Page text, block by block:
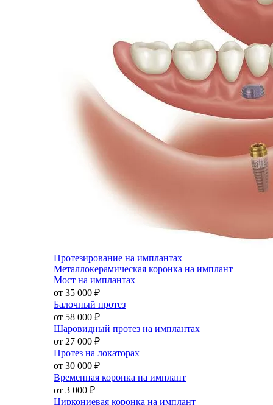
Протезирование на имплантах
Металлокерамическая коронка на имплант
Мост на имплантах
от 35 000 ₽
Балочный протез
от 58 000 ₽
Шаровидный протез на имплантах
от 27 000 ₽
Протез на локаторах
от 30 000 ₽
Временная коронка на имплант
от 3 000 ₽
Циркониевая коронка на имплант